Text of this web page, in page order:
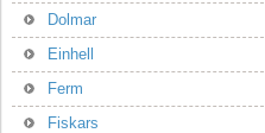
Dolmar
Einhell
Ferm
Fiskars